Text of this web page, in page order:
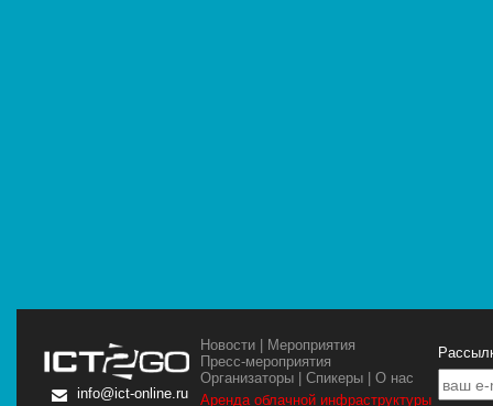
info@ict-online.ru
Новости
Мероприятия
Пресс-мероприятия
Организаторы |Спикеры |О нас
Аренда облачной инфраструктуры